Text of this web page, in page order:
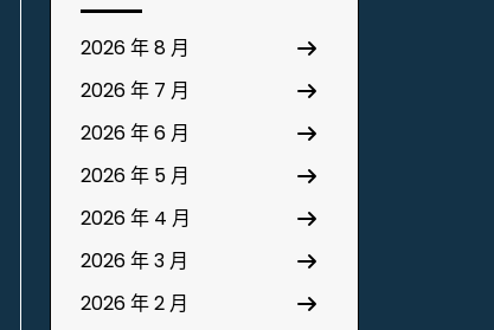
2026 年 8 月
2026 年 7 月
2026 年 6 月
2026 年 5 月
2026 年 4 月
2026 年 3 月
2026 年 2 月